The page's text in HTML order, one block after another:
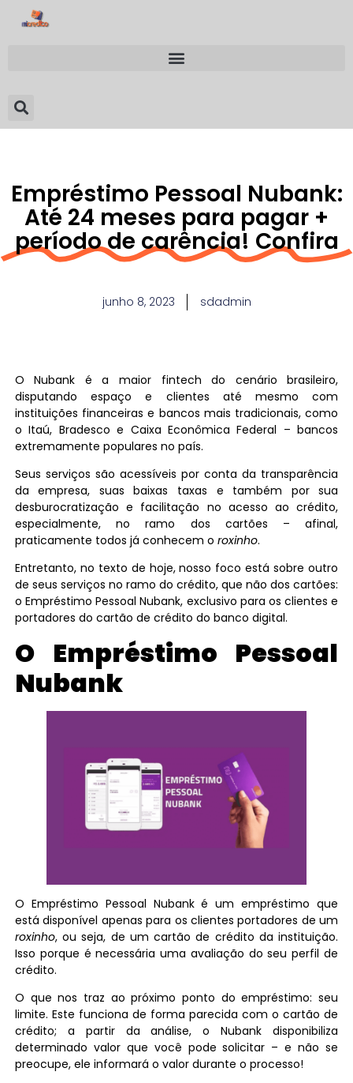
Empréstimo Pessoal Nubank:
Até 24 meses para pagar +
período de carência! Confira
junho 8, 2023 sdadmin
O Nubank é a maior fintech do cenário brasileiro,
disputando espaço e clientes até mesmo com
instituições financeiras e bancos mais tradicionais, como
o Itaú, Bradesco e Caixa Econômica Federal – bancos
extremamente populares no país.
Seus serviços são acessíveis por conta da transparência
da empresa, suas baixas taxas e também por sua
desburocratização e facilitação no acesso ao crédito,
especialmente, no ramo dos cartões – afinal,
praticamente todos já conhecem o roxinho.
Entretanto, no texto de hoje, nosso foco está sobre outro
de seus serviços no ramo do crédito, que não dos cartões:
o Empréstimo Pessoal Nubank, exclusivo para os clientes e
portadores do cartão de crédito do banco digital.
O Empréstimo Pessoal
Nubank
O Empréstimo Pessoal Nubank é um empréstimo que
está disponível apenas para os clientes portadores de um
roxinho, ou seja, de um cartão de crédito da instituição.
Isso porque é necessária uma avaliação do seu perfil de
crédito.
O que nos traz ao próximo ponto do empréstimo: seu
limite. Este funciona de forma parecida com o cartão de
crédito; a partir da análise, o Nubank disponibiliza
determinado valor que você pode solicitar – e não se
preocupe, ele informará o valor durante o processo!